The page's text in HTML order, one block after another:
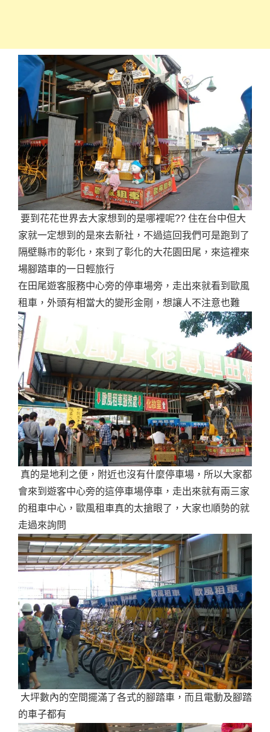
要到花花世界去大家想到的是哪裡呢?? 住在台中但大
家就一定想到的是來去新社，不過這回我們可是跑到了
隔壁縣市的彰化，來到了彰化的大花園田尾，來這裡來
場腳踏車的一日輕旅行
在田尾遊客服務中心旁的停車場旁，走出來就看到歐風
租車，外頭有相當大的變形金剛，想讓人不注意也難
真的是地利之便，附近也沒有什麼停車場，所以大家都
會來到遊客中心旁的這停車場停車，走出來就有兩三家
的租車中心，歐風租車真的太搶眼了，大家也順勢的就
走過來詢問
大坪數內的空間擺滿了各式的腳踏車，而且電動及腳踏
的車子都有